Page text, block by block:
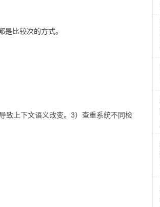
比较次的方式。
上下文语义改变。3）查重系统不同检